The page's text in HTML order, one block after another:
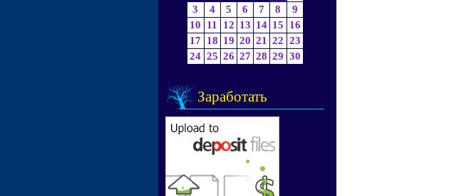
3
4 5 6 7 8
9
10
11 12 13 14 15
16
17 18 19 20 21 22 23
24 25 26 27 28 29 30
Заработать